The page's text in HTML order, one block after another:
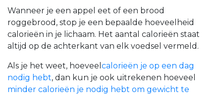
Wanneer je een appel eet of een brood
roggebrood, stop je een bepaalde hoeveelheid
calorieën in je lichaam. Het aantal calorieën staat
altijd op de achterkant van elk voedsel vermeld.
Als je het weet, hoeveel calorieën je op een dag
nodig hebt, dan kun je ook uitrekenen hoeveel
minder calorieën je nodig hebt om gewicht te